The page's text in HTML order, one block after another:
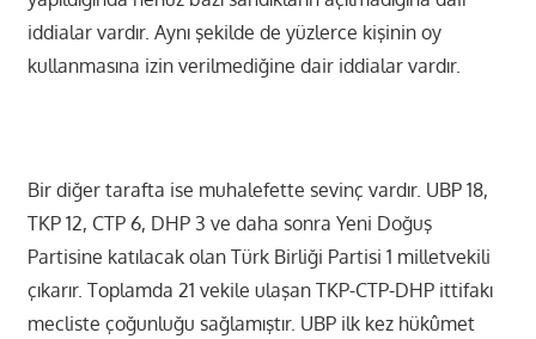
iddialar vardır. Aynı şekilde de yüzlerce kişinin oy
kullanmasına izin verilmediğine dair iddialar vardır.
Bir diğer tarafta ise muhalefette sevinç vardır. UBP 18,
TKP 12, CTP 6, DHP 3 ve daha sonra Yeni Doğuş
Partisine katılacak olan Türk Birliği Partisi 1 milletvekili
çıkarır. Toplamda 21 vekile ulaşan TKP-CTP-DHP ittifakı
mecliste çoğunluğu sağlamıştır. UBP ilk kez hükûmet